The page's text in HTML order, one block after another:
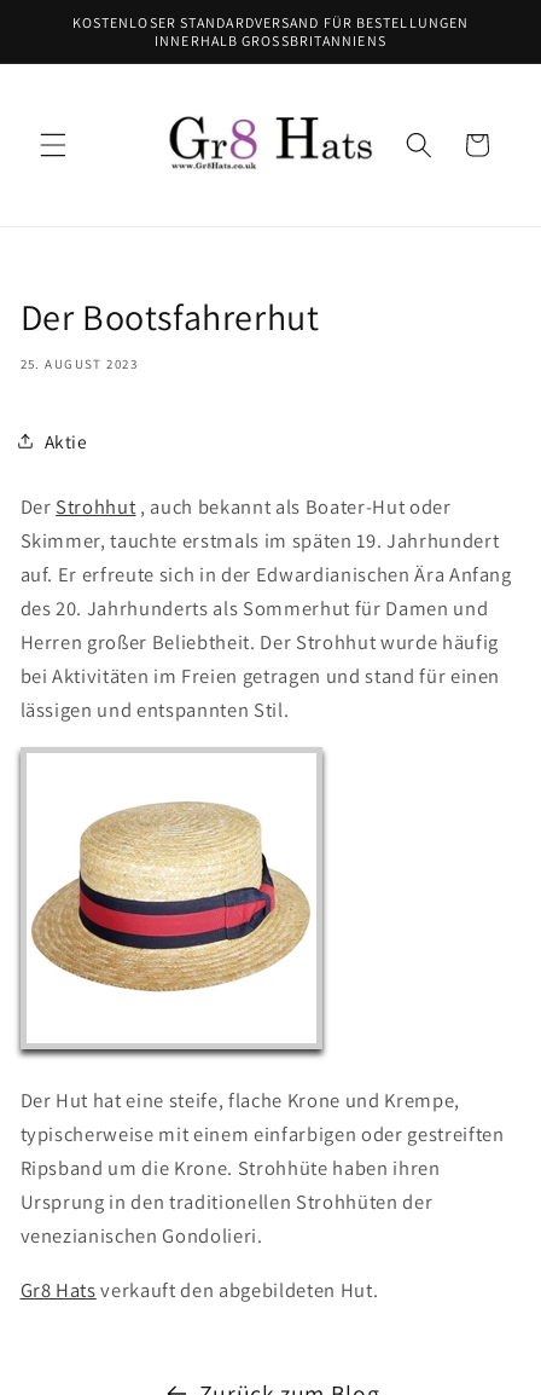
zumKOSTENLOSER STANDARDVERSAND FÜR BESTELLUNGEN
INNERHALB GROSSBRITANNIENS
Warenkorb
Der Bootsfahrerhut
25. AUGUST 2023
Aktie
Der Strohhut, auch bekannt als Boater-Hut oder
Skimmer, tauchte erstmals im späten 19. Jahrhundert
auf. Er erfreute sich in der Edwardianischen Ära Anfang
des 20. Jahrhunderts als Sommerhut für Damen und
Herren großer Beliebtheit. Der Strohhut wurde häufig
bei Aktivitäten im Freien getragen und stand für einen
lässigen und entspannten Stil.
Der Hut hat eine steife, flache Krone und Krempe,
typischerweise mit einem einfarbigen oder gestreiften
Ripsband um die Krone. Strohhüte haben ihren
Ursprung in den traditionellen Strohhüten der
venezianischen Gondolieri.
Gr8 Hatsverkauft den abgebildeten Hut.